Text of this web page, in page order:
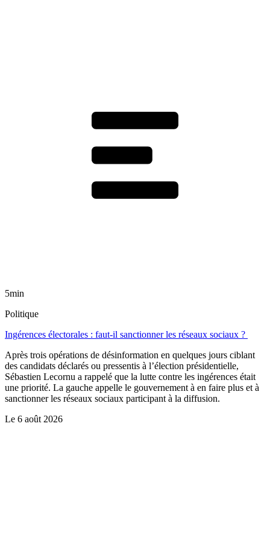
5min
Politique
Ingérences électorales : faut-il sanctionner les réseaux sociaux ?
Après trois opérations de désinformation en quelques jours ciblant
des candidats déclarés ou pressentis à l’élection présidentielle,
Sébastien Lecornu a rappelé que la lutte contre les ingérences était
une priorité. La gauche appelle le gouvernement à en faire plus et à
sanctionner les réseaux sociaux participant à la diffusion.
Le 6 août 2026